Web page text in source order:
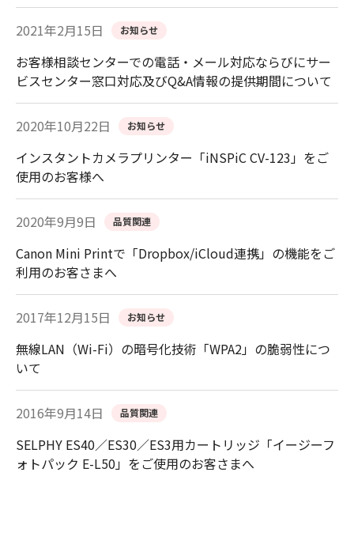
2021年2月15日 お知らせ
お客様相談センターでの電話・メール対応ならびにサー
ビスセンター窓口対応及びQ&A情報の提供期間について
2020年10月22日 お知らせ
インスタントカメラプリンター「iNSPiC CV-123」をご
使用のお客様へ
2020年9月9日 品質関連
Canon Mini Printで「Dropbox/iCloud連携」の機能をご
利用のお客さまへ
2017年12月15日 お知らせ
無線LAN（Wi-Fi）の暗号化技術「WPA2」の脆弱性につ
いて
2016年9月14日 品質関連
SELPHY ES40／ES30／ES3用カートリッジ「イージーフ
ォトパック E-L50」をご使用のお客さまへ